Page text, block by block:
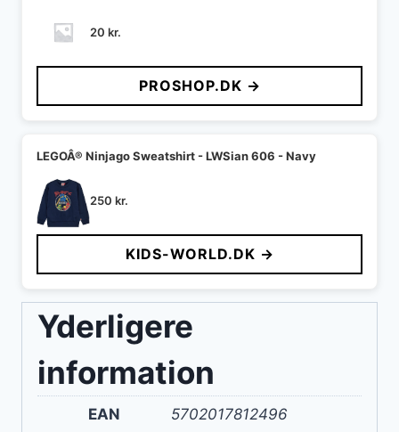
20 kr.
PROSHOP.DK →
LEGOÂ® Ninjago Sweatshirt - LWSian 606 - Navy
250 kr.
KIDS-WORLD.DK →
Yderligere
information
EAN 5702017812496